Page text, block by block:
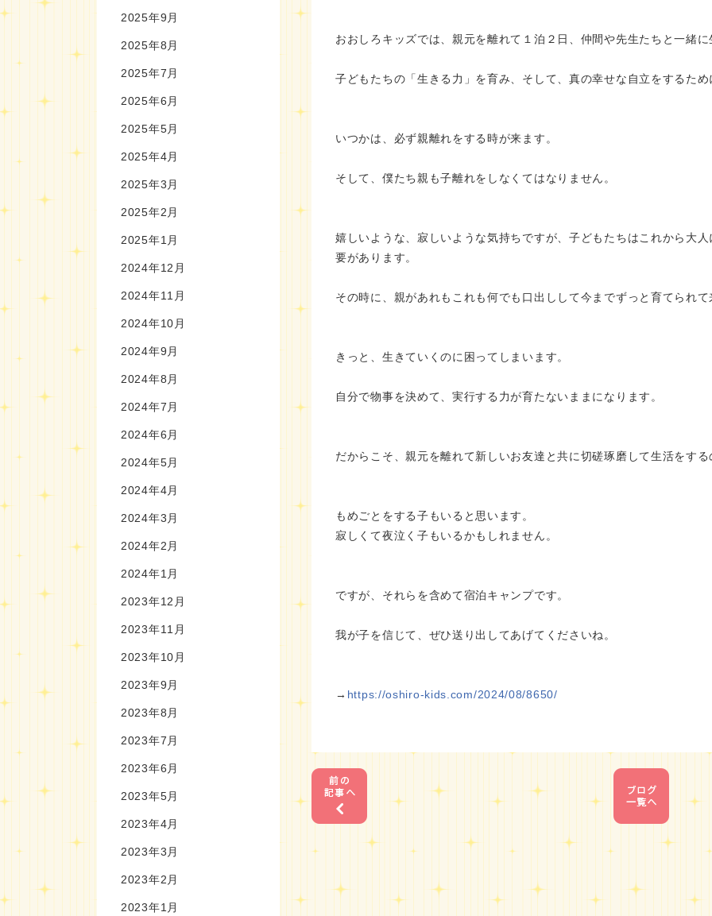
2025年9月
2025年8月
2025年7月
2025年6月
2025年5月
2025年4月
2025年3月
2025年2月
2025年1月
2024年12月
2024年11月
2024年10月
2024年9月
2024年8月
2024年7月
2024年6月
2024年5月
2024年4月
2024年3月
2024年2月
2024年1月
2023年12月
2023年11月
2023年10月
2023年9月
2023年8月
2023年7月
2023年6月
2023年5月
2023年4月
2023年3月
2023年2月
2023年1月
おおしろキッズでは、親元を離れて１泊２日、仲間や先生たちと一緒
子どもたちの「生きる力」を育み、そして、真の幸せな自立をするた
いつかは、必ず親離れをする時が来ます。
そして、僕たち親も子離れをしなくてはなりません。
嬉しいような、寂しいような気持ちですが、子どもたちはこれから大
要があります。
その時に、親があれもこれも何でも口出しして今までずっと育てられ
きっと、生きていくのに困ってしまいます。
自分で物事を決めて、実行する力が育たないままになります。
だからこそ、親元を離れて新しいお友達と共に切磋琢磨して生活をす
もめごとをする子もいると思います。
寂しくて夜泣く子もいるかもしれません。
ですが、それらを含めて宿泊キャンプです。
我が子を信じて、ぜひ送り出してあげてくださいね。
→ https://oshiro-kids.com/2024/08/8650/